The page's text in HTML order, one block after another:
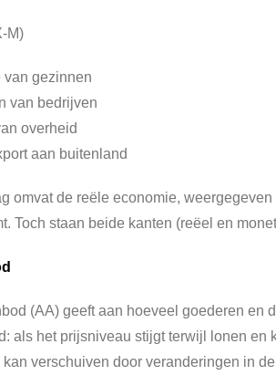
M)
van gezinnen
van bedrijven
overheid
aan buitenland
omvat de reële economie,
Toch staan beide kanten (reëel en
(AA) geeft aan hoeveel goederen
als het prijsniveau stijgt terwijl lonen
verschuiven door veranderingen in